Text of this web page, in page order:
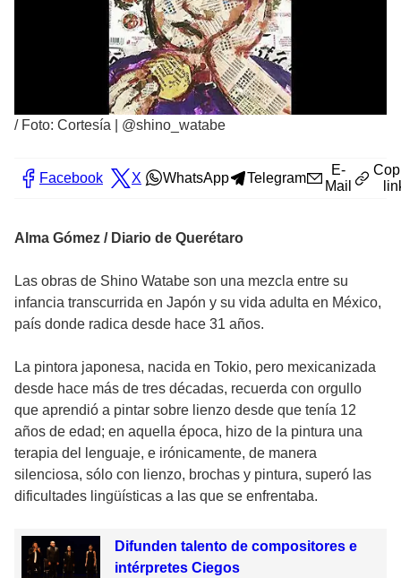
/ Foto: Cortesía | @shino_watabe
Facebook X WhatsApp Telegram
E-
Mail
Alma Gómez / Diario de Querétaro
Las obras de Shino Watabe son una mezcla entre su
infancia transcurrida en Japón y su vida adulta en México,
país donde radica desde hace 31 años.
La pintora japonesa, nacida en Tokio, pero mexicanizada
desde hace más de tres décadas, recuerda con orgullo
que aprendió a pintar sobre lienzo desde que tenía 12
años de edad; en aquella época, hizo de la pintura una
terapia del lenguaje, e irónicamente, de manera
silenciosa, sólo con lienzo, brochas y pintura, superó las
dificultades lingüísticas a las que se enfrentaba.
Difunden talento de compositores e
intérpretes Ciegos